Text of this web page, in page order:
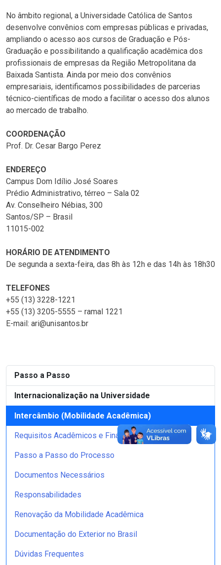
Passo a Passo
Internacionalização na Universidade
Intercâmbio (Mobilidade Acadêmica)
Requisitos Acadêmicos e Financeiros
Passo a Passo do Processo
Documentos Necessários
Responsabilidades
Renovação da Mobilidade Acadêmica
Documentação do Exterior no Brasil
Dúvidas Frequentes
No âmbito regional, a Universidade Católica de Santos
desenvolve convênios com empresas públicas e privadas,
ampliando o acesso aos cursos de Graduação e Pós-
Graduação e possibilitando a qualificação acadêmica dos
profissionais de empresas da Região Metropolitana da
Baixada Santista. Ainda por meio dos convênios
empresariais, identificamos possibilidades de parcerias
técnico-científicas de modo a facilitar o acesso dos alunos
ao mercado de trabalho.
COORDENAÇÃO
Prof. Dr. Cesar Bargo Perez
ENDEREÇO
Campus Dom Idílio José Soares
Prédio Administrativo, térreo – Sala 02
Av. Conselheiro Nébias, 300
Santos/SP – Brasil
11015-002
HORÁRIO DE ATENDIMENTO
De segunda a sexta-feira, das 8h às 12h e das 14h às 18h30
TELEFONES
+55 (13) 3228-1221
+55 (13) 3205-5555 – ramal 1221
E-mail: ari@unisantos.br